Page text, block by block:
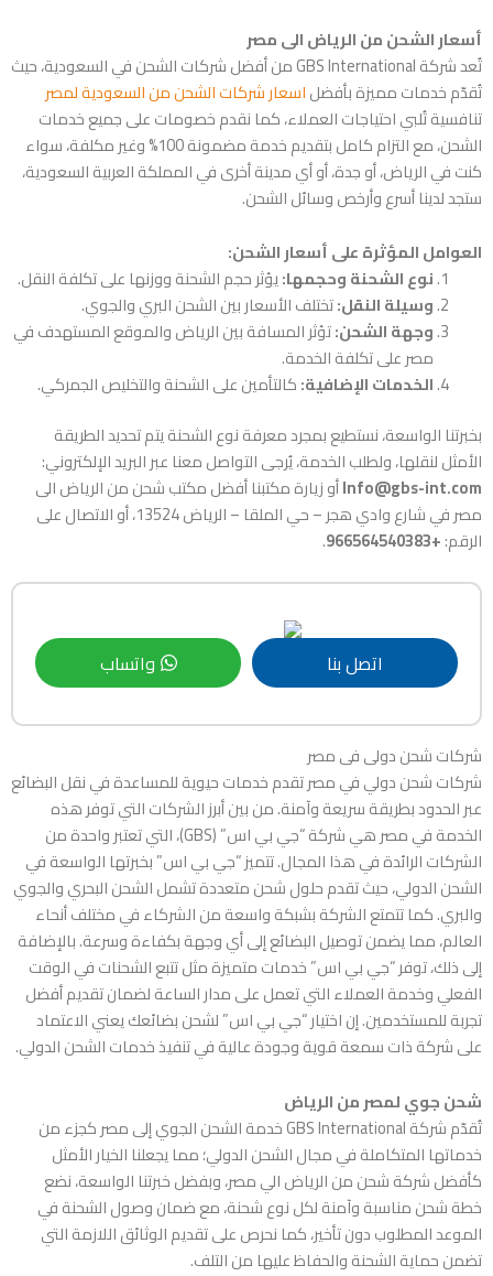
أسعار الشحن من الرياض الى مصر
تُعد شركة GBS International من أفضل شركات الشحن في السعودية، حيث
تُقدّم خدمات مميزة بأفضلاسعار شركات الشحن من السعودية لمصر
تنافسية تُلبي احتياجات العملاء، كما نقدم خصومات على جميع خدمات
الشحن، مع التزام كامل بتقديم خدمة مضمونة 100% وغير مكلفة، سواء
كنت في الرياض، أو جدة، أو أي مدينة أخرى في المملكة العربية السعودية،
ستجد لدينا أسرع وأرخص وسائل الشحن.
العوامل المؤثرة على أسعار الشحن:
نوع الشحنة وحجمها:يؤثر حجم الشحنة ووزنها على تكلفة النقل.
وسيلة النقل:تختلف الأسعار بين الشحن البري والجوي.
وجهة الشحن:تؤثر المسافة بين الرياض والموقع المستهدف في
مصر على تكلفة الخدمة.
الخدمات الإضافية:كالتأمين على الشحنة والتخليص الجمركي.
بخبرتنا الواسعة، نستطيع بمجرد معرفة نوع الشحنة يتم تحديد الطريقة
الأمثل لنقلها، ولطلب الخدمة، يُرجى التواصل معنا عبر البريد الإلكتروني:
Info@gbs-int.comأو زيارة مكتبنا أفضل مكتب شحن من الرياض الى
مصر في شارع وادي هجر – حي الملقا – الرياض 13524، أو الاتصال على
الرقم:+966564540383
.
اتصل بنا واتساب
شركات شحن دولى فى مصر
شركات شحن دولي في مصر تقدم خدمات حيوية للمساعدة في نقل البضائع
عبر الحدود بطريقة سريعة وآمنة. من بين أبرز الشركات التي توفر هذه
الخدمة في مصر هي شركة “جي بي اس” (GBS)، التي تعتبر واحدة من
الشركات الرائدة في هذا المجال. تتميز “جي بي اس” بخبرتها الواسعة في
الشحن الدولي، حيث تقدم حلول شحن متعددة تشمل الشحن البحري والجوي
والبري. كما تتمتع الشركة بشبكة واسعة من الشركاء في مختلف أنحاء
العالم، مما يضمن توصيل البضائع إلى أي وجهة بكفاءة وسرعة. بالإضافة
إلى ذلك، توفر “جي بي اس” خدمات متميزة مثل تتبع الشحنات في الوقت
الفعلي وخدمة العملاء التي تعمل على مدار الساعة لضمان تقديم أفضل
تجربة للمستخدمين. إن اختيار “جي بي اس” لشحن بضائعك يعني الاعتماد
على شركة ذات سمعة قوية وجودة عالية في تنفيذ خدمات الشحن الدولي.
شحن جوي لمصر من الرياض
تُقدّم شركة GBS International خدمة الشحن الجوي إلى مصر كجزء من
خدماتها المتكاملة في مجال الشحن الدولي؛ مما يجعلنا الخيار الأمثل
كأفضل شركة شحن من الرياض الي مصر، وبفضل خبرتنا الواسعة، نضع
خطة شحن مناسبة وآمنة لكل نوع شحنة، مع ضمان وصول الشحنة في
الموعد المطلوب دون تأخير، كما نحرص على تقديم الوثائق اللازمة التي
تضمن حماية الشحنة والحفاظ عليها من التلف.